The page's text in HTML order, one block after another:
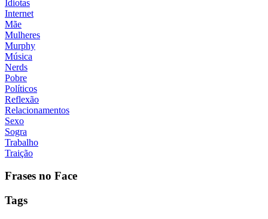
Idiotas
Internet
Mãe
Mulheres
Murphy
Música
Nerds
Pobre
Políticos
Reflexão
Relacionamentos
Sexo
Sogra
Trabalho
Traição
Frases no Face
Tags